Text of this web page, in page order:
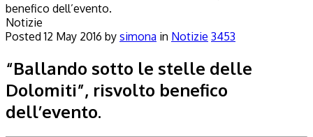
Notizie
Posted12 May 2016 by simona in Notizie 3453
“Ballando sotto le stelle delle
Dolomiti”, risvolto benefico
dell’evento.